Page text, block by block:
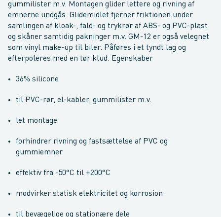
gummilister m.v. Montagen glider lettere og rivning af
emnerne undgås. Glidemidlet fjerner friktionen under
samlingen af kloak-, fald- og trykrør af ABS- og PVC-plast
og skåner samtidig pakninger m.v. GM-12 er også velegnet
som vinyl make-up til biler. Påføres i et tyndt lag og
efterpoleres med en tør klud. Egenskaber
36% silicone
til PVC-rør, el-kabler, gummilister m.v.
let montage
forhindrer rivning og fastsættelse af PVC og
gummiemner
effektiv fra -50°C til +200°C
modvirker statisk elektricitet og korrosion
til bevægelige og stationære dele